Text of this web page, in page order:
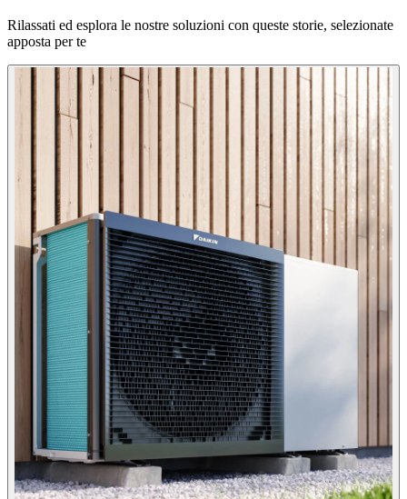
Rilassati ed esplora le nostre soluzioni con queste storie, selezionate
apposta per te